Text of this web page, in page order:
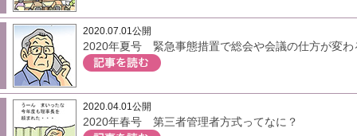
2020.07.01公開
2020年夏号 緊急事態措置で総会や会議の仕方が変わ
2020.04.01公開
2020年春号 第三者管理者方式ってなに？